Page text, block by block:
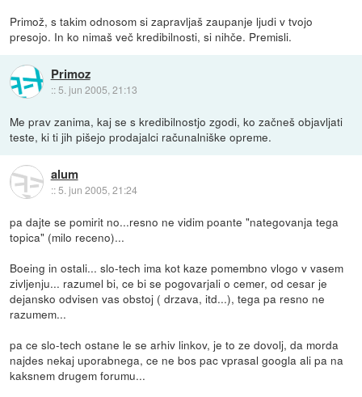
Primož, s takim odnosom si zapravljaš zaupanje ljudi v tvojo
presojo. In ko nimaš več kredibilnosti, si nihče. Premisli.
Primoz
:: 5. jun 2005, 21:13
Me prav zanima, kaj se s kredibilnostjo zgodi, ko začneš objavljati
teste, ki ti jih pišejo prodajalci računalniške opreme.
alum
::5. jun 2005, 21:24
pa dajte se pomirit no...resno ne vidim poante "nategovanja tega
topica" (milo receno)...
Boeing in ostali... slo-tech ima kot kaze pomembno vlogo v vasem
zivljenju... razumel bi, ce bi se pogovarjali o cemer, od cesar je
dejansko odvisen vas obstoj ( drzava, itd...), tega pa resno ne
razumem...
pa ce slo-tech ostane le se arhiv linkov, je to ze dovolj, da morda
najdes nekaj uporabnega, ce ne bos pac vprasal googla ali pa na
kaksnem drugem forumu...